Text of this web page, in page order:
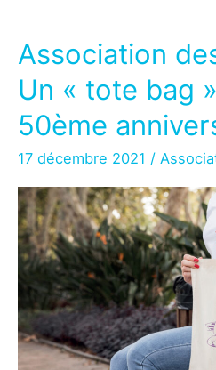
du
mardi
4
janvier
2022
Association
Un « tote bag
50ème
17 décembre 2021 /